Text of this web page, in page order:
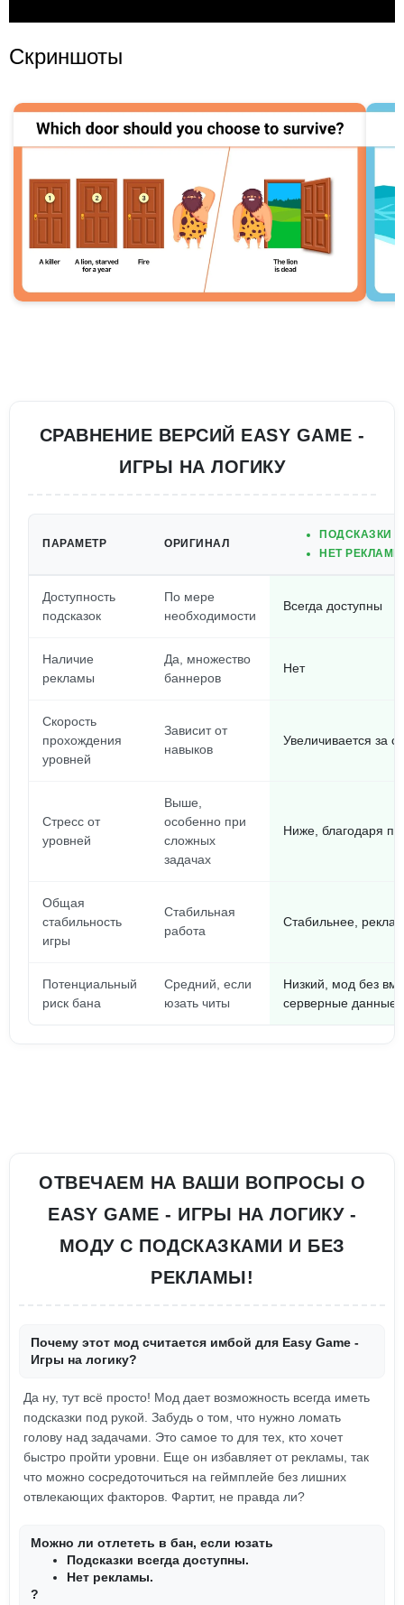
Скриншоты
СРАВНЕНИЕ ВЕРСИЙ EASY GAME -
ИГРЫ НА ЛОГИКУ
ПАРАМЕТР ОРИГИНАЛ
ПОДСКАЗКИ
НЕТ
Доступность
подсказок
По мере
необходимости
Всегда доступны
Наличие
рекламы
Да, множество
баннеров
Нет
Скорость
прохождения
уровней
Зависит от
навыков
Увеличивается за
Стресс от
уровней
Выше,
особенно при
сложных
задачах
Ниже, благодаря
Общая
стабильность
игры
Стабильная
работа
Стабильнее,
Потенциальный
риск бана
Средний, если
юзать читы
Низкий, мод без
серверные данные
ОТВЕЧАЕМ НА ВАШИ ВОПРОСЫ О
EASY GAME - ИГРЫ НА ЛОГИКУ -
МОДУ С ПОДСКАЗКАМИ И БЕЗ
РЕКЛАМЫ!
Почему этот мод считается имбой для Easy Game -
Игры на логику?
Да ну, тут всё просто! Мод дает возможность всегда иметь
подсказки под рукой. Забудь о том, что нужно ломать
голову над задачами. Это самое то для тех, кто хочет
быстро пройти уровни. Еще он избавляет от рекламы, так
что можно сосредоточиться на геймплейе без лишних
отвлекающих факторов. Фартит, не правда ли?
Можно ли отлететь в бан, если юзать
Подсказки всегда доступны.
Нет рекламы.
?